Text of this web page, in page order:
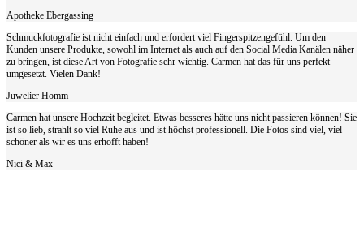
Apotheke Ebergassing
Schmuckfotografie ist nicht einfach und erfordert viel Fingerspitzengefühl. Um den
Kunden unsere Produkte, sowohl im Internet als auch auf den Social Media Kanälen näher
zu bringen, ist diese Art von Fotografie sehr wichtig. Carmen hat das für uns perfekt
umgesetzt. Vielen Dank!
Juwelier Homm
Carmen hat unsere Hochzeit begleitet. Etwas besseres hätte uns nicht passieren können! Sie
ist so lieb, strahlt so viel Ruhe aus und ist höchst professionell. Die Fotos sind viel, viel
schöner als wir es uns erhofft haben!
Nici & Max